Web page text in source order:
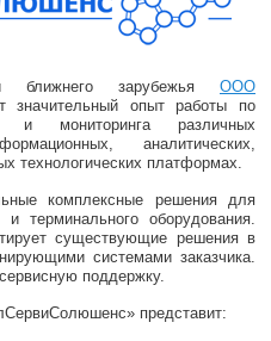
зарубежья ООО
значительный опыт работы по
и мониторинга различных
аналитических,
технологических платформах.
комплексные решения для
терминального оборудования.
существующие решения в
системами заказчика.
поддержку.
представит: